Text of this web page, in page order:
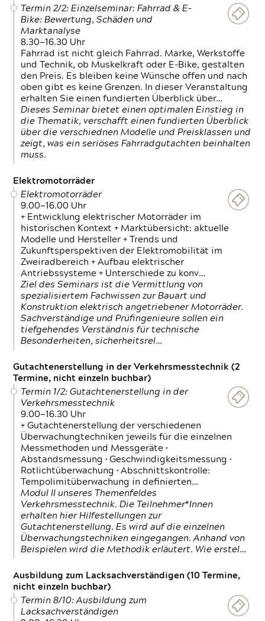
Termin 2/2: Einzelseminar: Fahrrad & E-
Bike: Bewertung, Schäden und
Marktanalyse
8.30—16.30 Uhr
Fahrrad ist nicht gleich Fahrrad. Marke, Werkstoffe
und Technik, ob Muskelkraft oder E-Bike, gestalten
den Preis. Es bleiben keine Wünsche offen und nach
oben gibt es keine Grenzen. In dieser Veranstaltung
erhalten Sie einen fundierten Überblick über…
Dieses Seminar bietet einen optimalen Einstieg in
die Thematik, verschafft einen fundierten Überblick
über die verschiednen Modelle und Preisklassen und
zeigt, was ein seriöses Fahrradgutachten beinhalten
muss.
Elektromotorräder
Elektromotorräder
9.00—16.00 Uhr
+ Entwicklung elektrischer Motorräder im
historischen Kontext + Marktübersicht: aktuelle
Modelle und Hersteller + Trends und
Zukunftsperspektiven der Elektromobilität im
Zweiradbereich + Aufbau elektrischer
Antriebssysteme + Unterschiede zu konv…
Ziel des Seminars ist die Vermittlung von
spezialisiertem Fachwissen zur Bauart und
Konstruktion elektrisch angetriebener Motorräder.
Sachverständige und Prüfingenieure sollen ein
tiefgehendes Verständnis für technische
Besonderheiten, sicherheitsrel…
Gutachtenerstellung in der Verkehrsmesstechnik (2
Termine, nicht einzeln buchbar)
Termin 1/2: Gutachtenerstellung in der
Verkehrsmesstechnik
9.00—16.30 Uhr
+ Gutachtenerstellung der verschiedenen
Überwachungtechniken jeweils für die einzelnen
Messmethoden und Messgeräte •
Abstandsmessung • Geschwindigkeitsmessung •
Rotlichtüberwachung • Abschnittskontrolle:
Tempolimitüberwachung in definierten…
Modul II unseres Themenfeldes
Verkehrsmesstechnik. Die Teilnehmer*Innen
erhalten hier Hilfestellungen zur
Gutachtenerstellung. Es wird auf die einzelnen
Überwachungstechniken eingegangen. Anhand von
Beispielen wird die Methodik erläutert. Wie erstel…
Ausbildung zum Lacksachverständigen (10 Termine,
nicht einzeln buchbar)
Termin 8/10: Ausbildung zum
Lacksachverständigen